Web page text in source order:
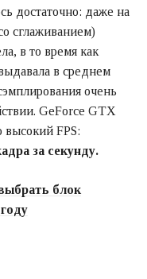
достаточно: даже на
сглаживанием)
в то время как
в среднем
очень
GeForce GTX
высокий FPS:
за секунду.
блок